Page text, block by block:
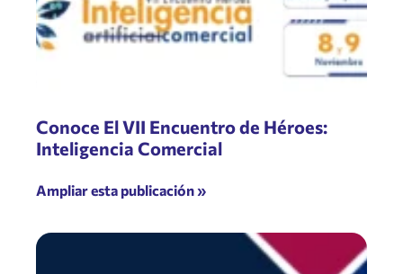
Conoce El VII Encuentro de Héroes:
Inteligencia Comercial
Ampliar esta publicación »